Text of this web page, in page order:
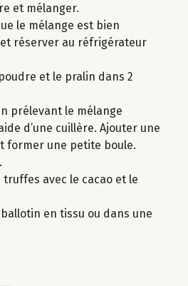
et mélanger.
le mélange est bien
réserver au réfrigérateur
et le pralin dans 2
prélevant le mélange
d’une cuillère. Ajouter une
former une petite boule.
avec le cacao et le
en tissu ou dans une